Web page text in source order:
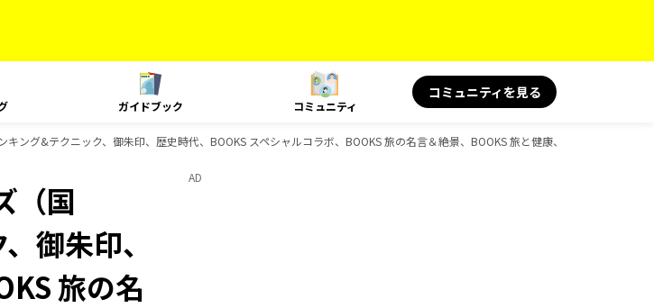
ガイドブック コミュニティ
コミュニティを見る
ング&テクニック、御朱印、歴史時代、BOOKS スペシャルコラボ、BOOKS 旅の名言＆絶景、BOOKS 旅と健康、BOOKS 旅の読
（国
御朱印、
旅の名
AD